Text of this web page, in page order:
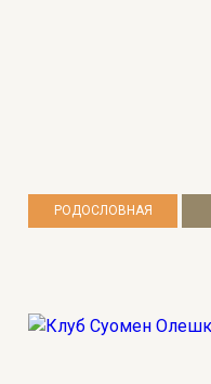
РОДОСЛОВНАЯ